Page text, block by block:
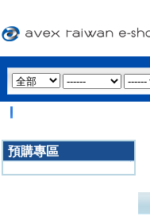
預購專區